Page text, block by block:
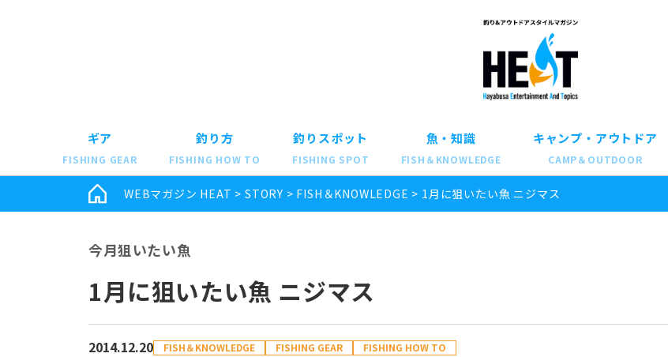
ギア
FISHING GEAR
釣り方
FISHING HOW TO
釣りスポット
FISHING SPOT
魚・知識
FISH＆KNOWLEDGE
キャンプ・アウトドア
CAMP＆OUTDOOR
WEBマガジン HEAT >STORY > FISH＆KNOWLEDGE > 1月に狙いたい魚 ニジマス
今月狙いたい魚
1月に狙いたい魚 ニジマス
2014.12.20 FISH＆KNOWLEDGE FISHING GEAR FISHING HOW TO